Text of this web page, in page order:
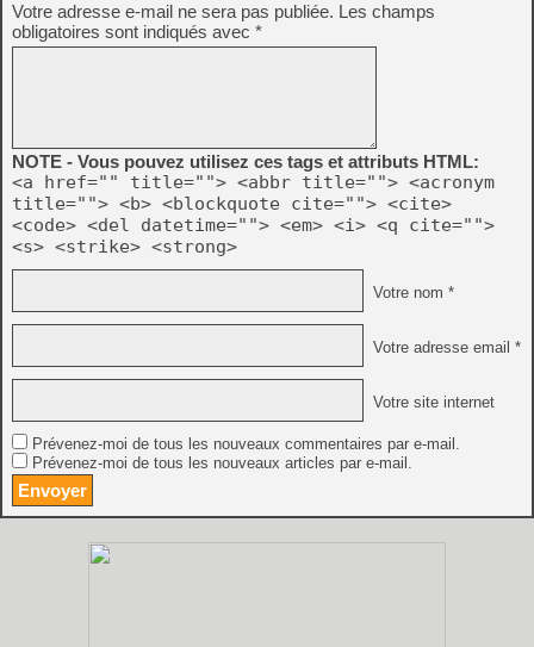
Votre adresse e-mail ne sera pas publiée. Les champs
obligatoires sont indiqués avec *
NOTE - Vous pouvez utilisez ces tags et attributs HTML:
<a href="" title=""> <abbr title=""> <acronym
title=""> <b> <blockquote cite=""> <cite>
<code> <del datetime=""> <em> <i> <q cite="">
<s> <strike> <strong>
Votre nom *
Votre adresse email *
Votre site internet
Prévenez-moi de tous les nouveaux commentaires par e-mail.
Prévenez-moi de tous les nouveaux articles par e-mail.